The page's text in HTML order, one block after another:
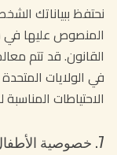
نحتفظ ببياناتك
المنصوص عليها
القانون. قد تتم
في الولايات
الاحتياطات
7. خصوصية الأطفال